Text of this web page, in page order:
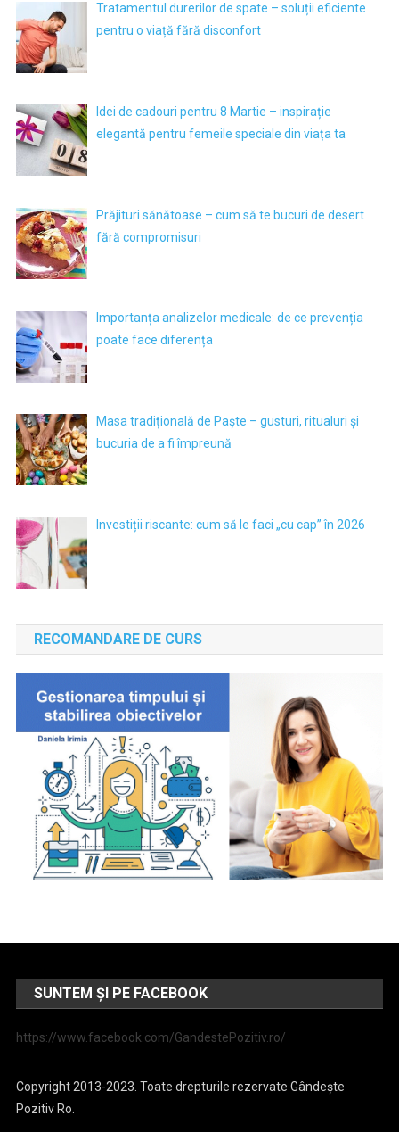
Tratamentul durerilor de spate – soluții eficiente
pentru o viață fără disconfort
Idei de cadouri pentru 8 Martie – inspirație
elegantă pentru femeile speciale din viața ta
Prăjituri sănătoase – cum să te bucuri de desert
fără compromisuri
Importanța analizelor medicale: de ce prevenția
poate face diferența
Masa tradițională de Paște – gusturi, ritualuri și
bucuria de a fi împreună
Investiții riscante: cum să le faci „cu cap” în 2026
RECOMANDARE DE CURS
SUNTEM ȘI PE FACEBOOK
https://www.facebook.com/GandestePozitiv.ro/
Copyright 2013-2023. Toate drepturile rezervate Gândește
Pozitiv Ro.